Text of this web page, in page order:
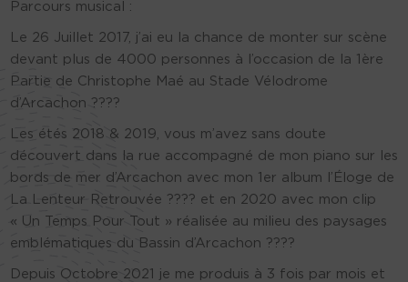
Parcours musical :
Le 26 Juillet 2017, j’ai eu la chance de monter sur scène
devant plus de 4000 personnes à l’occasion de la 1ère
Partie de Christophe Maé au Stade Vélodrome
d’Arcachon ????
Les étés 2018 & 2019, vous m’avez sans doute
découvert dans la rue accompagné de mon piano sur les
bords de mer d’Arcachon avec mon 1er album l’Éloge de
La Lenteur Retrouvée ???? et en 2020 avec mon clip
« Un Temps Pour Tout » réalisée au milieu des paysages
emblématiques du Bassin d’Arcachon ????
Depuis Octobre 2021 je me produis à 3 fois par mois et